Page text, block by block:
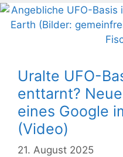
Uralte UFO-
enttarnt?
eines Google
(Video)
21. August 2025